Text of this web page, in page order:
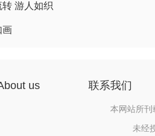
游人如织
画
us 联系我们
本网站所刊
未经